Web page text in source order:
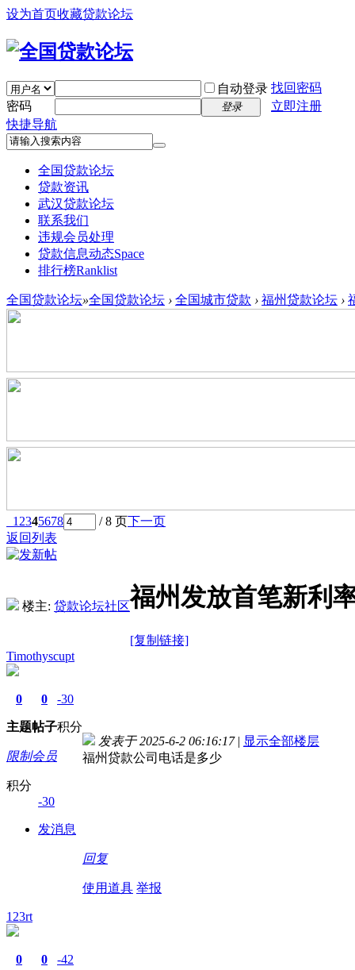
设为首页收藏贷款论坛
自动登录 找回密码
密码
登录
立即注册
快捷导航
全国贷款论坛
贷款资讯
武汉贷款论坛
联系我们
违规会员处理
贷款信息动态Space
排行榜Ranklist
全国贷款论坛»全国贷款论坛 › 全国城市贷款 › 福州贷款论坛 ›
1 2345678 / 8 页下一页
返回列表
楼主: 贷款论坛社区福州发放首笔新利
[复制链接]
Timothyscupt
0
主题
0
帖子
-30
积分
限制会员
积分
-30
发消息
发表于 2025-6-2 06:16:17 | 显示全部楼层
福州贷款公司电话是多少
回复
使用道具 举报
123rt
0 0 -42